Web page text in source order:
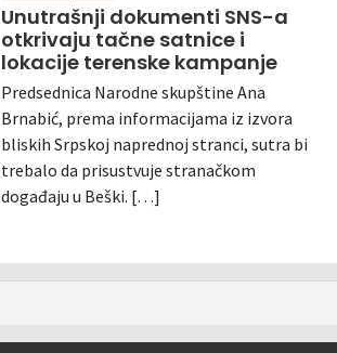
Unutrašnji dokumenti SNS-a
otkrivaju tačne satnice i
lokacije terenske kampanje
Predsednica Narodne skupštine Ana
Brnabić, prema informacijama iz izvora
bliskih Srpskoj naprednoj stranci, sutra bi
trebalo da prisustvuje stranačkom
događaju u Beški. […]